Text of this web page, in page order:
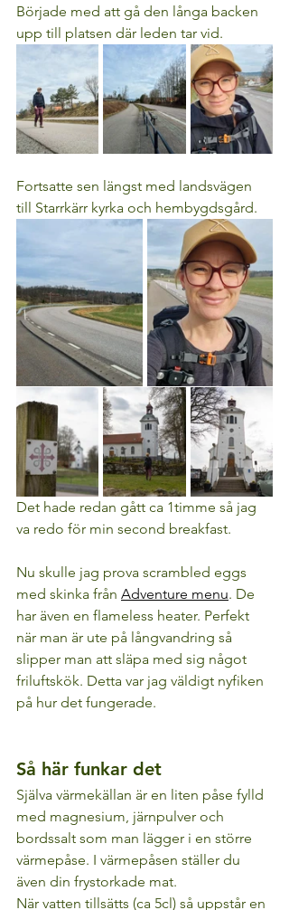
Började med att gå den långa backen
upp till platsen där leden tar vid.
Fortsatte sen längst med landsvägen
till Starrkärr kyrka och hembygdsgård.
Det hade redan gått ca 1timme så jag
va redo för min second breakfast.
Nu skulle jag prova scrambled eggs
med skinka från Adventure menu. De
har även en flameless heater. Perfekt
när man är ute på långvandring så
slipper man att släpa med sig något
friluftskök. Detta var jag väldigt nyfiken
på hur det fungerade.
Så här funkar det
Själva värmekällan är en liten påse fylld
med magnesium, järnpulver och
bordssalt som man lägger i en större
värmepåse. I värmepåsen ställer du
även din frystorkade mat.
När vatten tillsätts (ca 5cl) så uppstår en